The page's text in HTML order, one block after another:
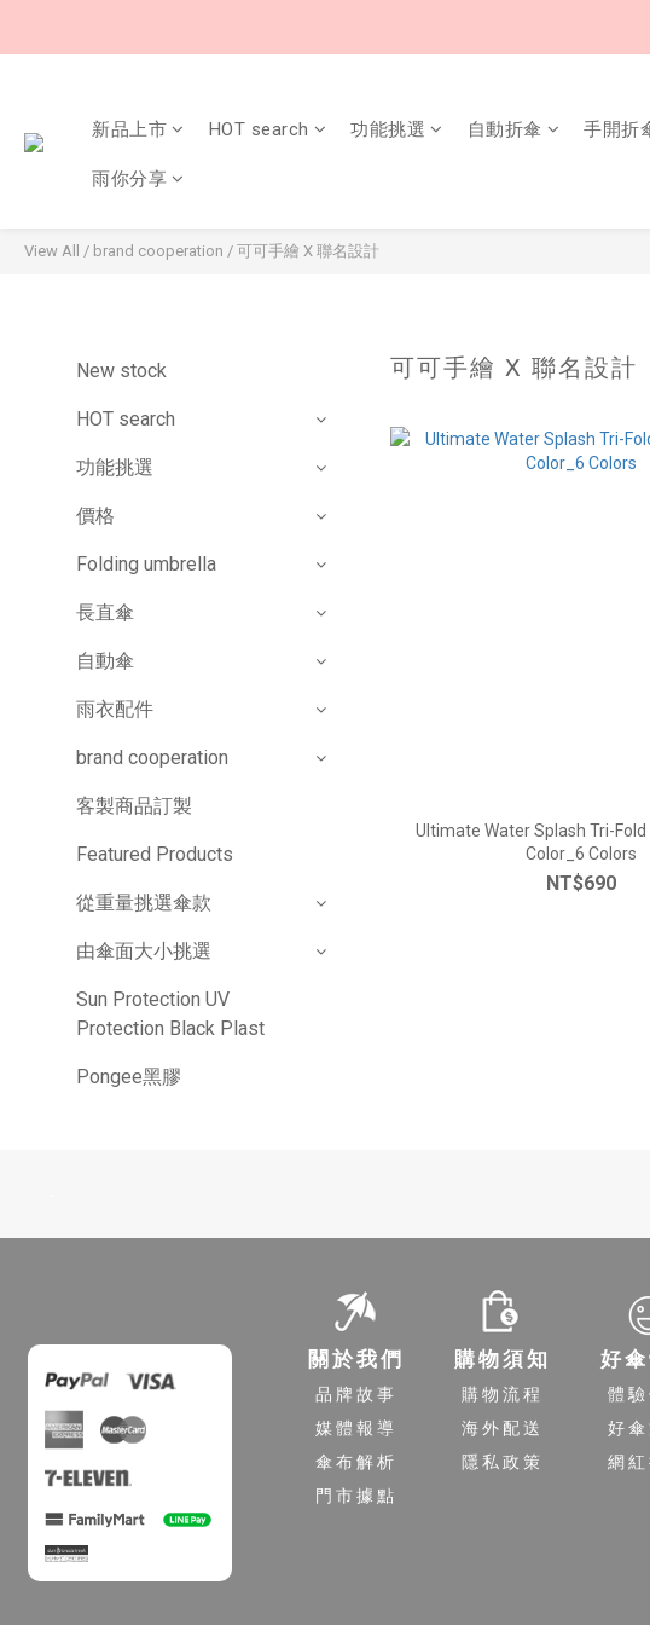
新品上市 HOT search 功能挑選 自動折傘 手開折
雨你分享
View All / brand cooperation / 可可手繪 X 聯名設計
New stock
HOT search
功能挑選
價格
Folding umbrella
長直傘
自動傘
雨衣配件
brand cooperation
客製商品訂製
Featured Products
從重量挑選傘款
由傘面大小挑選
Sun Protection UV
Protection Black Plast
Pongee黑膠
可可手繪 X 聯名設計
Ultimate Water Splash Tri-Fold
Color_6 Colors
NT$690
關於我們
品牌故事
媒體報導
傘布解析
門市據點
購物須知
購物流程
海外配送
隱私政策
好
體
好傘
網